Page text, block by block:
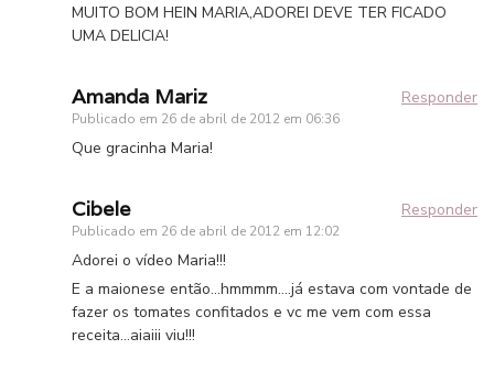
MUITO BOM HEIN MARIA,ADOREI DEVE TER FICADO
UMA DELICIA!
Amanda Mariz
Publicado em 26 de abril de 2012 em 06:36
Responder
Que gracinha Maria!
Cibele
Publicado em 26 de abril de 2012 em 12:02
Responder
Adorei o vídeo Maria!!!
E a maionese então…hmmmm….já estava com vontade de
fazer os tomates confitados e vc me vem com essa
receita…aiaiii viu!!!